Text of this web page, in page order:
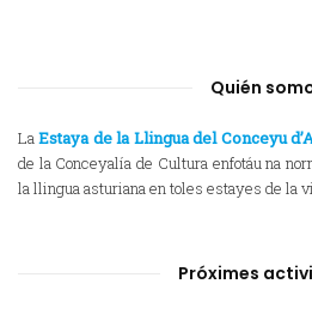
Quién
LaEstaya de la Llingua del Conceyu
de la Conceyalía de Cultura enfotáu na
la llingua asturiana en toles estayes de la
Próximes